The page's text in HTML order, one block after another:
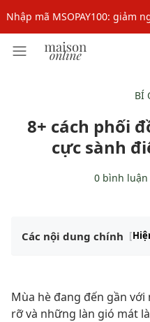
Nhập mã: MSOXINCHAO -
Nhập mã MSOPAY100: giảm
BÍ
8+ cách phối
cực sành
0 bình luận
Các nội dung chính [
Mùa hè đang đến gần
rỡ và những làn gió mát